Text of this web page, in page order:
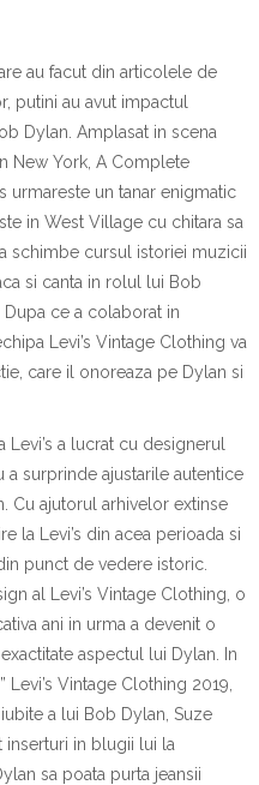
au facut din articolele de
putini au avut impactul
Dylan. Amplasat in scena
New York, A Complete
urmareste un tanar enigmatic
ste in West Village cu chitara sa
a schimbe cursul istoriei muzicii
a si canta in rolul lui Bob
Dupa ce a colaborat in
Levi’s Vintage Clothing va
tie, care i l onoreaza pe Dylan si
Levi’s a lucrat cu designerul
a surprinde ajustarile autentice
Cu ajutorul arhivelor extinse
la Levi’s din acea perioada si
punct de vedere istoric.
al Levi’s Vintage Clothing, o
ativa ani in urma a devenit o
aspectul lui Dylan.
n
Levi’s Vintage Clothing 2019,
a lui Bob Dylan, Suze
inserturi in blugii lui la
sa poata purta jeansii